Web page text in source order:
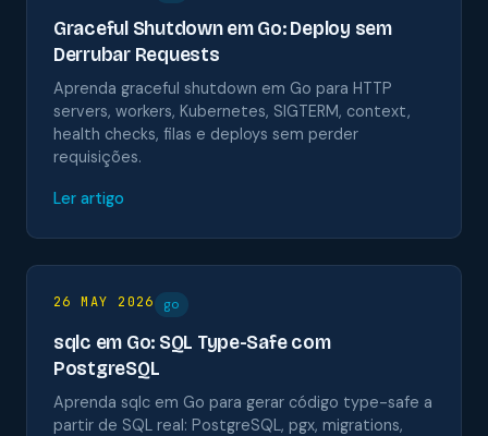
Graceful Shutdown em Go: Deploy sem
Derrubar Requests
Aprenda graceful shutdown em Go para HTTP
servers, workers, Kubernetes, SIGTERM, context,
health checks, filas e deploys sem perder
requisições.
Ler artigo
26 MAY 2026 go
sqlc em Go: SQL Type-Safe com
PostgreSQL
Aprenda sqlc em Go para gerar código type-safe a
partir de SQL real: PostgreSQL, pgx, migrations,